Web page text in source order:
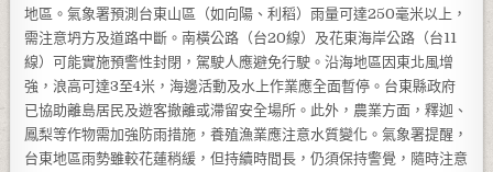
地區。氣象署預測台東山區（如向陽、利稻）雨量可達250毫米以上，
需注意坍方及道路中斷。南橫公路（台20線）及花東海岸公路（台11
線）可能實施預警性封閉，駕駛人應避免行駛。沿海地區因東北風增
強，浪高可達3至4米，海邊活動及水上作業應全面暫停。台東縣政府
已協助離島居民及遊客撤離或滯留安全場所。此外，農業方面，釋迦、
鳳梨等作物需加強防雨措施，養殖漁業應注意水質變化。氣象署提醒，
台東地區雨勢雖較花蓮稍緩，但持續時間長，仍須保持警覺，隨時注意